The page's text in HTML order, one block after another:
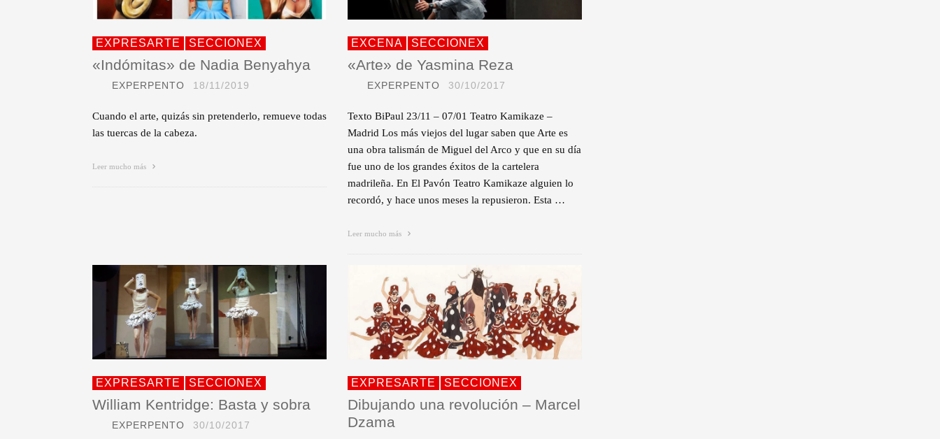
EXPRESARTE SECCIONEX
«Indómitas» de Nadia Benyahya
EXPERPENTO 18/11/2019
Cuando el arte, quizás sin pretenderlo, remueve todas
las tuercas de la cabeza.
Leer mucho más
EXCENA SECCIONEX
«Arte» de Yasmina Reza
EXPERPENTO 30/10/2017
Texto BiPaul 23/11 – 07/01 Teatro Kamikaze –
Madrid Los más viejos del lugar saben que Arte es
una obra talismán de Miguel del Arco y que en su día
fue uno de los grandes éxitos de la cartelera
madrileña. En El Pavón Teatro Kamikaze alguien lo
recordó, y hace unos meses la repusieron. Esta …
Leer mucho más
EXPRESARTE SECCIONEX
William Kentridge: Basta y sobra
EXPERPENTO 30/10/2017
EXPRESARTE SECCIONEX
Dibujando una revolución – Marcel
Dzama